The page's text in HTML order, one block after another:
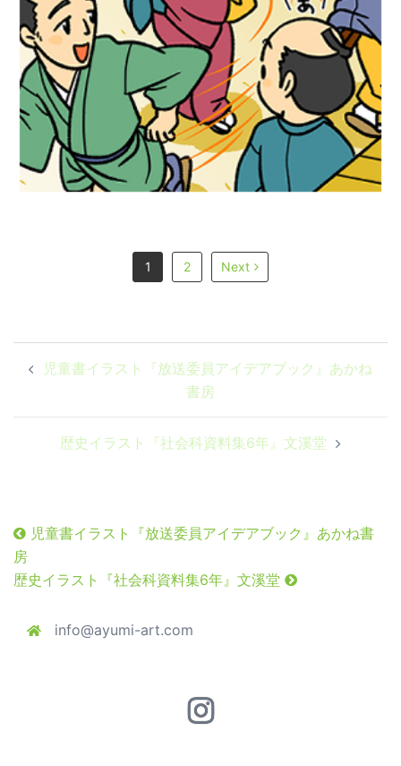
学習漫画：デジタル版『歴史人物事典』文
溪堂
1 2 Next
稿
ョ
ン
児童書イラスト『放送委員アイデアブック』あかね
書房
歴史イラスト『社会科資料集6年』文溪堂
児童書イラスト『放送委員アイデアブック』あかね書
房
歴史イラスト『社会科資料集6年』文溪堂
info@ayumi-art.com
Instagram